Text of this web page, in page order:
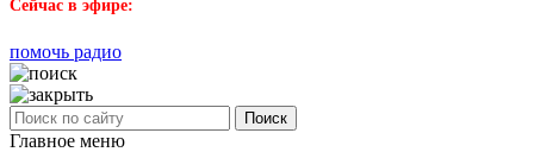
Сейчас в эфире:
помочь радио
Поиск
Главное меню